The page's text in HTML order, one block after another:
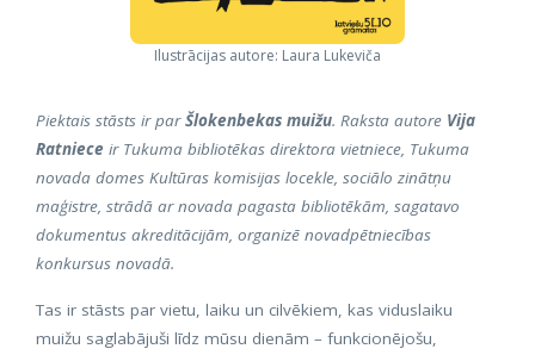
Ilustrācijas autore: Laura Lukeviča
Piektais stāsts ir parŠlokenbekas muižu. Raksta autore Vija
Ratniece ir Tukuma bibliotēkas direktora vietniece, Tukuma
novada domes Kultūras komisijas locekle, sociālo zinātņu
maģistre, strādā ar novada pagasta bibliotēkām, sagatavo
dokumentus akreditācijām, organizē novadpētniecības
konkursus novadā.
Tas ir stāsts par vietu, laiku un cilvēkiem, kas viduslaiku
muižu saglabājuši līdz mūsu dienām – funkcionējošu,